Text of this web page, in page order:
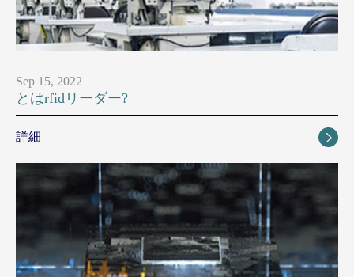
Sep 15, 2022
とはrfidリーダー?
詳細 